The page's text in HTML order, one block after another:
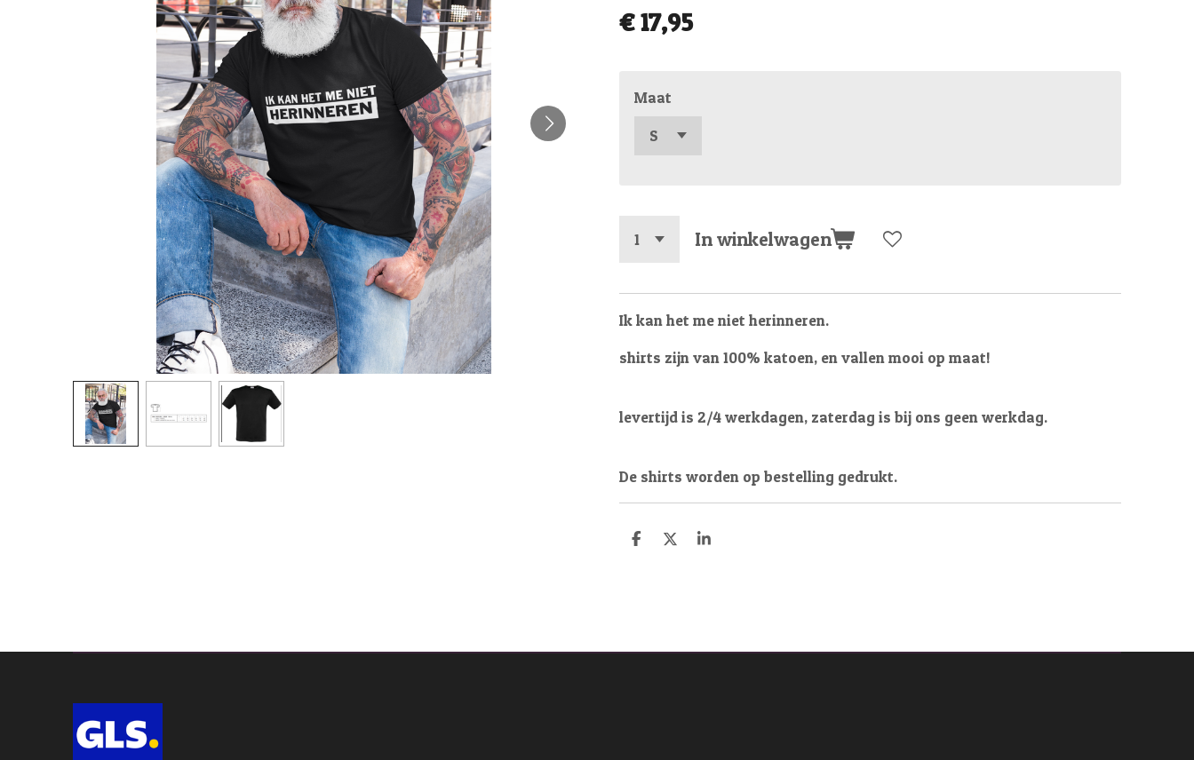
€ 17,95
Maat
In winkelwagen
Ik kan het me niet herinneren.
shirts zijn van 100% katoen, en vallen mooi op maat!
levertijd is 2/4 werkdagen, zaterdag is bij ons geen werkdag.
De shirts worden op bestelling gedrukt.
D
D
S